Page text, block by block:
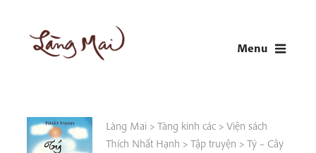
content
Menu
Làng Mai> Tàng kinh các> Viện sách
Thích Nhất Hạnh > Tập truyện > Tý – Cây